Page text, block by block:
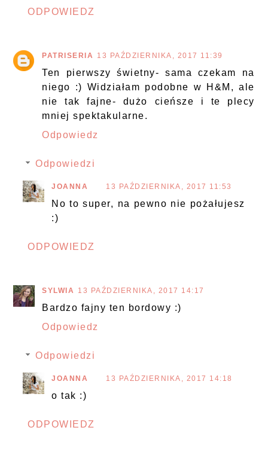
ODPOWIEDZ
PATRISERIA 13 PAŹDZIERNIKA, 2017 11:39
Ten pierwszy świetny- sama czekam na
niego :) Widziałam podobne w H&M, ale
nie tak fajne- dużo cieńsze i te plecy
mniej spektakularne.
Odpowiedz
Odpowiedzi
JOANNA 13 PAŹDZIERNIKA, 2017 11:53
No to super, na pewno nie pożałujesz
:)
ODPOWIEDZ
SYLWIA 13 PAŹDZIERNIKA, 2017 14:17
Bardzo fajny ten bordowy :)
Odpowiedz
Odpowiedzi
JOANNA 13 PAŹDZIERNIKA, 2017 14:18
o tak :)
ODPOWIEDZ